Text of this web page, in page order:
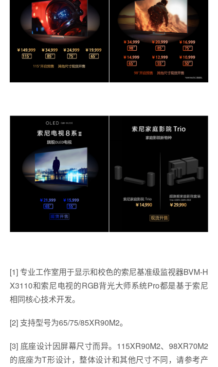
[1] 专业工作室用于显示和校色的索尼基准级监视器BVM-H
X3110和索尼电视的RGB背光大师系统Pro都是基于索尼
相同核心技术开发。
[2] 支持型号为65/75/85XR90M2。
[3] 底座设计因屏幕尺寸而异。115XR90M2、98XR70M2
的底座为T形设计，整体设计和其他尺寸不同，请参考产